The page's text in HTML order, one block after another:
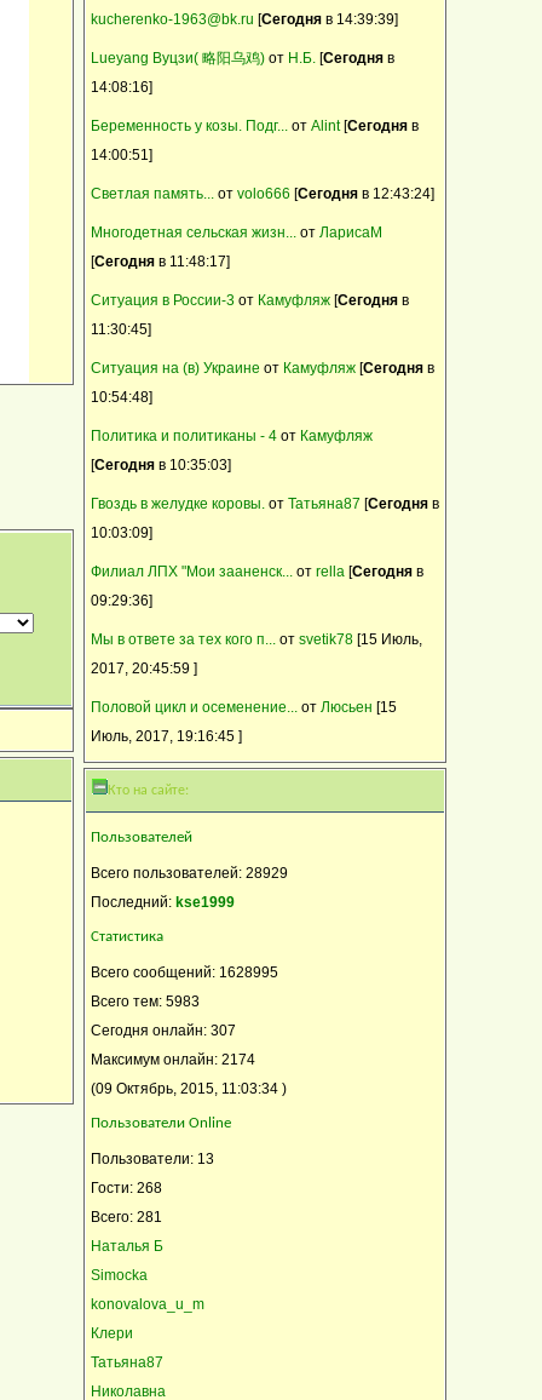
Барневельдер, белефельдер, араукан,
квартире, коттедже, офисе, магазине
продам коз.
Выполним внутреннюю и наружную
kucherenko-1963@bk.ru [Сегодня в 14:39:39]
Lueyang Вуцзи( 略阳乌鸡) от Н.Б. [Сегодня в
14:08:16]
Беременность у козы. Подг... от Alint[Сегодня в
14:00:51]
Светлая память... от volo666 [Сегодня в 12:43:24]
Многодетная сельская жизн... от ЛарисаМ
[Сегодня в 11:48:17]
Ситуация в России-3 от Камуфляж [Сегодня в
11:30:45]
Ситуация на (в) Украине от Камуфляж [Сегодня в
10:54:48]
Политика и политиканы - 4 от Камуфляж
[Сегодня в 10:35:03]
Гвоздь в желудке коровы. от Татьяна87 [Сегодня в
10:03:09]
Филиал ЛПХ "Мои зааненск... от rella [Сегодня в
09:29:36]
Мы в ответе за тех кого п... от svetik78 [15 Июль,
2017, 20:45:59 ]
Половой цикл и осеменение... от Люсьен [15
Июль, 2017, 19:16:45 ]
Кто на сайте:
Пользователей
Всего пользователей: 28929
Последний: kse1999
Статистика
Всего сообщений: 1628995
Всего тем: 5983
Сегодня онлайн: 307
Максимум онлайн: 2174
(09 Октябрь, 2015, 11:03:34 )
Пользователи Online
Пользователи: 13
Гости: 268
Всего: 281
Наталья Б
Simocka
konovalova_u_m
Клери
Татьяна87
Николавна